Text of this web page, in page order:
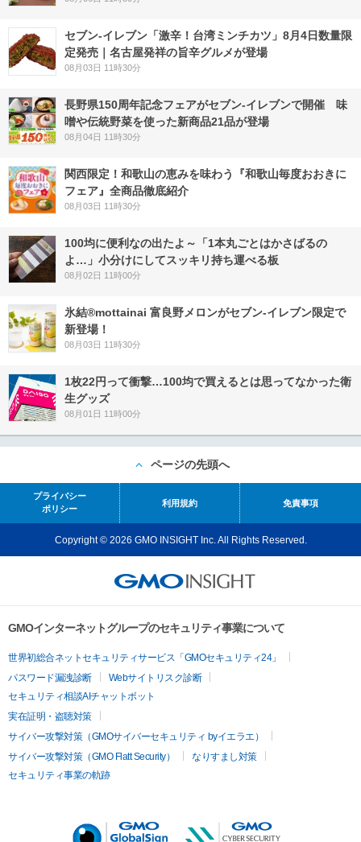
セブン-イレブン「激辛！台湾ミンチカツ」8月4日数量限
定発売｜名古屋発祥の旨辛グルメが登場
08月03日 11時30分
長野県150周年記念フェアがセブン-イレブンで開催 味
噌や伝統野菜を使った新商品21品が登場
08月04日 11時30分
関西限定！和歌山の恵みを味わう『和歌山毎度おおきに
フェア』全商品徹底紹介
08月03日 11時30分
100均に便利なの出たよ～「1本丸ごとはかさばるの
よ…」小分けにしてスッキリ持ち運べる板
08月02日 11時00分
氷結®mottainai 富良野メロンがセブン‐イレブン限定で
新登場！
08月03日 11時30分
1枚22円って衝撃…100均で買えるとは思ってなかった衛
生グッズ
08月01日 11時00分
ページの先頭へ
プライバシー
ポリシー
利用規約 免責事項
Copyright © 2026 GMO INSIGHT Inc. All Rights Reserved.
GMOインターネットグループのセキュリティ事業について
世界初総合ネットセキュリティサービス「GMOセキュリティ24」
パスワード漏洩診断
Webサイトリスク診断
セキュリティ相談AIチャットボット
実在証明・盗聴対策
サイバー攻撃対策（GMOサイバーセキュリティ byイエラエ）
サイバー攻撃対策（GMO Flatt Security）
なりすまし対策
セキュリティ事業の軌跡